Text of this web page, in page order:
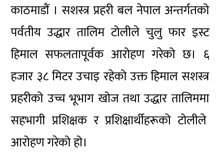
काठमाडौं । सशस्त्र प्रहरी बल नेपालअन्तर्गतको
पर्वतीय उद्धार तालिम टोलीलेचुलु फार इस्ट
हिमालसफलतापूर्वक आरोहण गरेको छ। ६
हजार ३८ मिटर उचाइ रहेको उक्त हिमाल सशस्त्र
प्रहरीको उच्च भूभाग खोज तथा उद्धार तालिममा
सहभागी प्रशिक्षक र प्रशिक्षार्थीहरूको टोलीले
आरोहण गरेको हो।